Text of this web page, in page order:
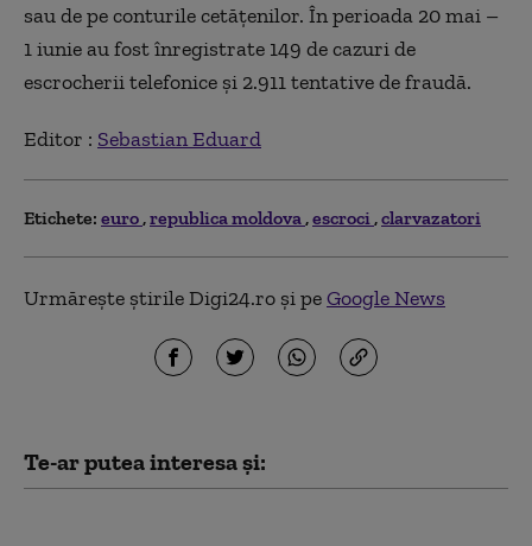
sau de pe conturile cetățenilor. În perioada 20 mai –
1 iunie au fost înregistrate 149 de cazuri de
escrocherii telefonice și 2.911 tentative de fraudă.
Editor : Sebastian Eduard
Etichete: euro republica moldova escroci clarvazatori
Urmărește știrile Digi24.ro și peGoogle News
Te-ar putea interesa și: